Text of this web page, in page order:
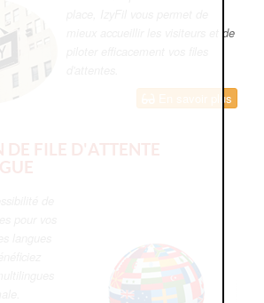
mieux accueillir les visiteurs et de
En savoir plus
DE FILE D'ATTENTE
de
pour vos
langues